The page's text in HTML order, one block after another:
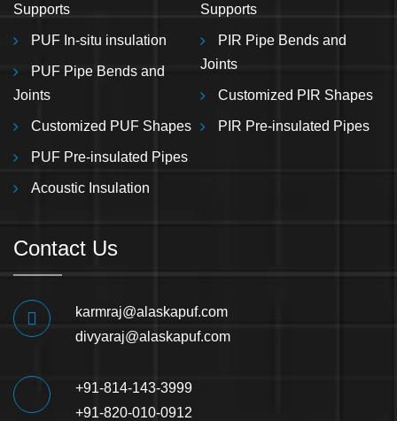
Supports
PUF In-situ insulation
PUF Pipe Bends and
Joints
Customized PUF Shapes
PUF Pre-insulated Pipes
Acoustic Insulation
Supports
PIR Pipe Bends and
Joints
Customized PIR Shapes
PIR Pre-insulated Pipes
Contact Us
karmraj@alaskapuf.com
divyaraj@alaskapuf.com
+91-814-143-3999
+91-820-010-0912